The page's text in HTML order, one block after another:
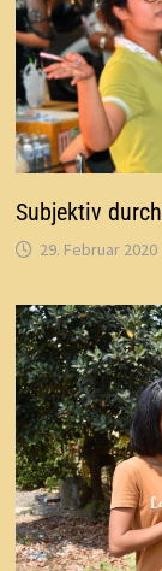
Subjektiv
29. Februar 2020